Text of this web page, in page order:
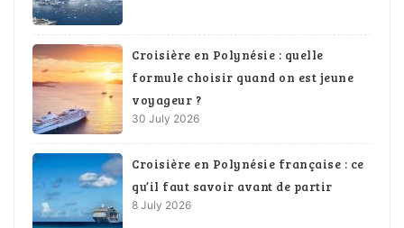
Croisière en Polynésie : quelle
formule choisir quand on est jeune
voyageur ?
30 July 2026
Croisière en Polynésie française : ce
qu’il faut savoir avant de partir
8 July 2026